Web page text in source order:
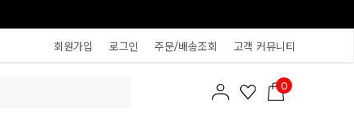
회원가입 로그인 주문/배송조회 고객 커뮤니티
0